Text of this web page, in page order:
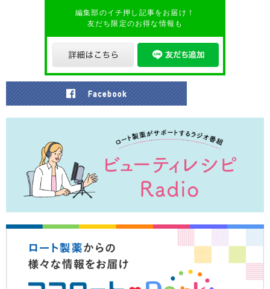
編集部のイチ押し記事をお届け！
友だち限定のお得な情報も